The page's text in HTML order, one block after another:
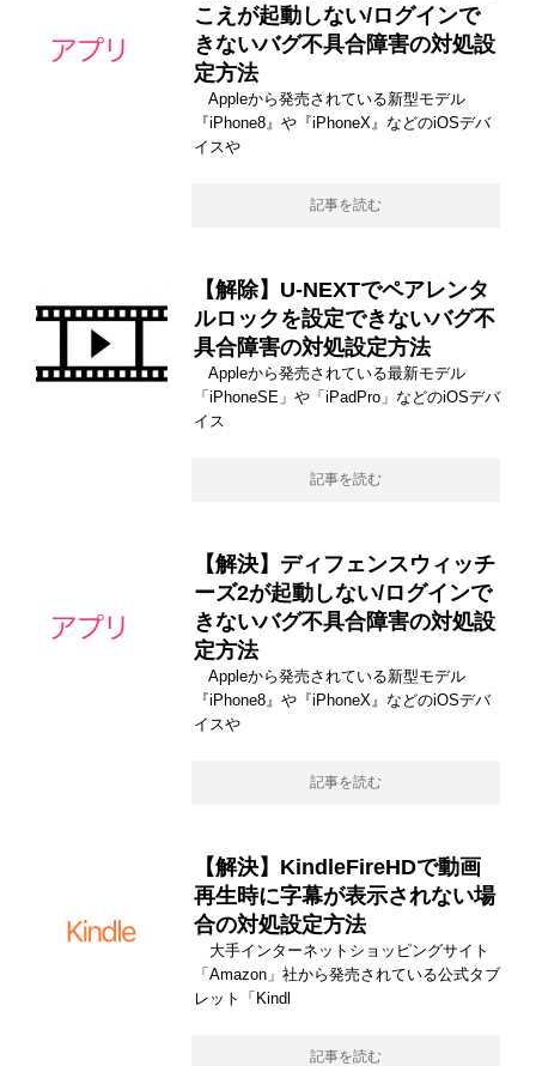
こえが起動しない/ログインで
きないバグ不具合障害の対処設
定方法
Appleから発売されている新型モデル
『iPhone8』や『iPhoneX』などのiOSデバ
イスや
記事を読む
【解除】U-NEXTでペアレンタ
ルロックを設定できないバグ不
具合障害の対処設定方法
Appleから発売されている最新モデル
「iPhoneSE」や「iPadPro」などのiOSデバ
イス
記事を読む
【解決】ディフェンスウィッチ
ーズ2が起動しない/ログインで
きないバグ不具合障害の対処設
定方法
Appleから発売されている新型モデル
『iPhone8』や『iPhoneX』などのiOSデバ
イスや
記事を読む
【解決】KindleFireHDで動画
再生時に字幕が表示されない場
合の対処設定方法
大手インターネットショッピングサイト
「Amazon」社から発売されている公式タブ
レット「Kindl
記事を読む